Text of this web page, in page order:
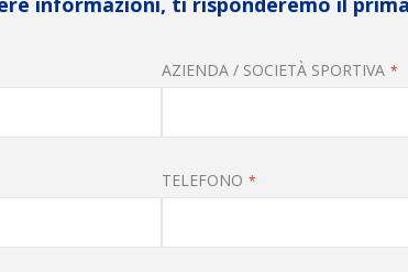
AZIENDA / SOCIETÀ SPORTIVA
TELEFONO